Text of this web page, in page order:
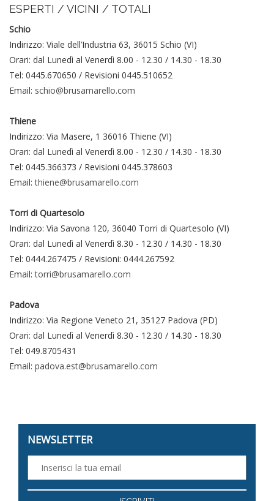
ESPERTI / VICINI / TOTALI
Schio
Indirizzo: Viale dell’Industria 63, 36015 Schio (VI)
Orari: dal Lunedì al Venerdì 8.00 - 12.30 / 14.30 - 18.30
Tel: 0445.670650 / Revisioni 0445.510652
Email: schio@brusamarello.com
Thiene
Indirizzo: Via Masere, 1 36016 Thiene (VI)
Orari: dal Lunedì al Venerdì 8.00 - 12.30 / 14.30 - 18.30
Tel: 0445.366373 / Revisioni 0445.378603
Email:thiene@brusamarello.com
Torri di Quartesolo
Indirizzo: Via Savona 120, 36040 Torri di Quartesolo (VI)
Orari: dal Lunedì al Venerdì 8.30 - 12.30 / 14.30 - 18.30
Tel: 0444.267475 / Revisioni: 0444.267592
Email:torri@brusamarello.com
Padova
Indirizzo: Via Regione Veneto 21, 35127 Padova (PD)
Orari: dal Lunedì al Venerdì 8.30 - 12.30 / 14.30 - 18.30
Tel: 049.8705431
Email: padova.est@brusamarello.com
NEWSLETTER